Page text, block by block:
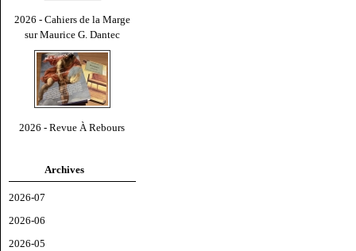
2026 - Cahiers de la Marge
sur Maurice G. Dantec
2026 - Revue À Rebours
Archives
2026-07
2026-06
2026-05